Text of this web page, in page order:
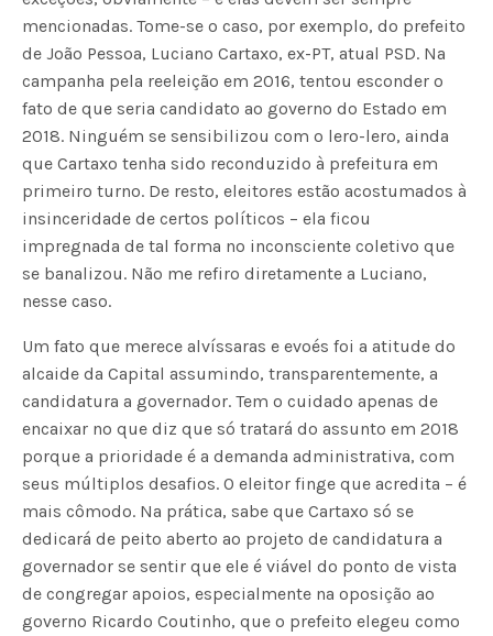
mencionadas. Tome-se o caso, por exemplo, do prefeito
de João Pessoa, Luciano Cartaxo, ex-PT, atual PSD. Na
campanha pela reeleição em 2016, tentou esconder o
fato de que seria candidato ao governo do Estado em
2018. Ninguém se sensibilizou com o lero-lero, ainda
que Cartaxo tenha sido reconduzido à prefeitura em
primeiro turno. De resto, eleitores estão acostumados à
insinceridade de certos políticos – ela ficou
impregnada de tal forma no inconsciente coletivo que
se banalizou. Não me refiro diretamente a Luciano,
nesse caso.
Um fato que merece alvíssaras e evoés foi a atitude do
alcaide da Capital assumindo, transparentemente, a
candidatura a governador. Tem o cuidado apenas de
encaixar no que diz que só tratará do assunto em 2018
porque a prioridade é a demanda administrativa, com
seus múltiplos desafios. O eleitor finge que acredita – é
mais cômodo. Na prática, sabe que Cartaxo só se
dedicará de peito aberto ao projeto de candidatura a
governador se sentir que ele é viável do ponto de vista
de congregar apoios, especialmente na oposição ao
governo Ricardo Coutinho, que o prefeito elegeu como